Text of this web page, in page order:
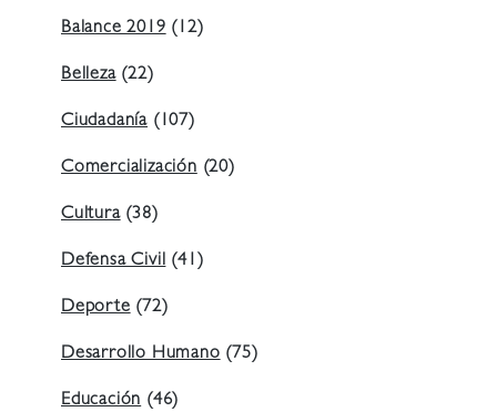
Balance 2019(12)
Belleza(22)
Ciudadanía (107)
Comercialización(20)
Cultura(38)
Defensa Civil(41)
Deporte(72)
Desarrollo Humano(75)
Educación(46)